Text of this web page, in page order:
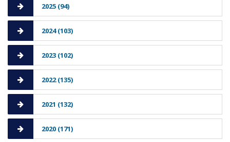
2025 (94)
2024 (103)
2023 (102)
2022 (135)
2021 (132)
2020 (171)